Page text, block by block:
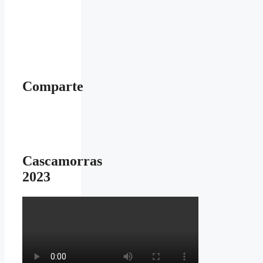
Comparte
Cascamorras
2023